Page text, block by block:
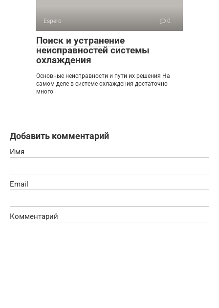
Espero 0
Поиск и устранение
неисправностей системы
охлаждения
Основные неисправности и пути их решения На
самом деле в системе охлаждения достаточно
много
Добавить комментарий
Имя
Email
Комментарий